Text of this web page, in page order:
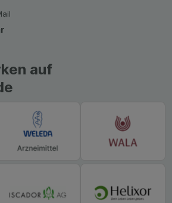
Dritte wie z.B. Google oder
werden.
auf